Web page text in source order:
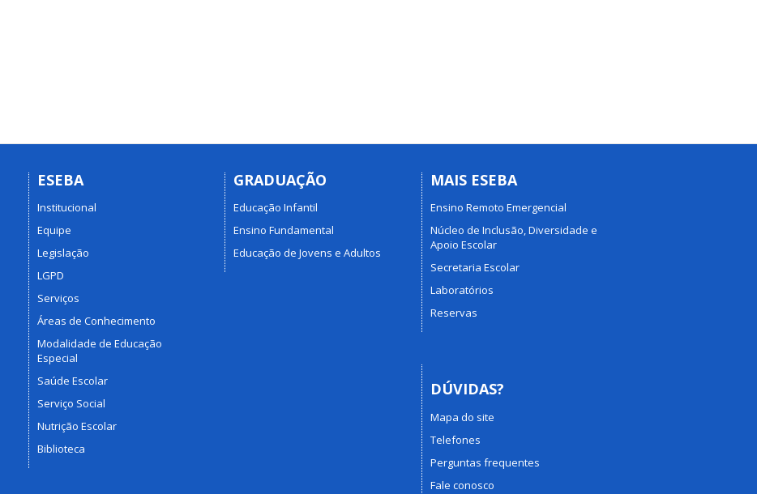
ESEBA
Institucional
Equipe
Legislação
LGPD
Serviços
Áreas de Conhecimento
Modalidade de Educação
Especial
Saúde Escolar
Serviço Social
Nutrição Escolar
Biblioteca
GRADUAÇÃO
Educação Infantil
Ensino Fundamental
Educação de Jovens e Adultos
MAIS ESEBA
Ensino Remoto Emergencial
Núcleo de Inclusão, Diversidade e
Apoio Escolar
Secretaria Escolar
Laboratórios
Reservas
DÚVIDAS?
Mapa do site
Telefones
Perguntas frequentes
Fale conosco